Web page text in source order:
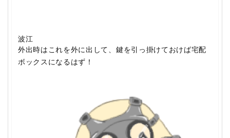
波江
外出時はこれを外に出して、鍵を引っ掛けておけば宅配
ボックスになるはず！